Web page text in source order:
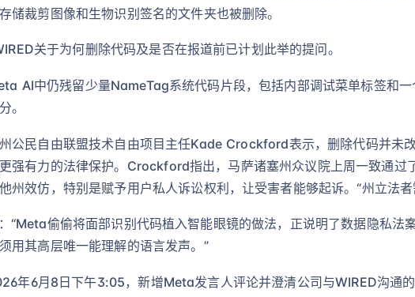
储裁剪图像和生物识别签名的文件夹也被删除。
关于为何删除代码及是否在报道前已计划此举的提问。
AI中仍残留少量NameTag系统代码片段，包括内部调试菜单标签和
。
公民自由联盟技术自由项目主任Kade Crockford表示，删除代码并未
强有力的法律保护。Crockford指出，马萨诸塞州众议院上周一致通过
州效仿，特别是赋予用户私人诉讼权利，让受害者能够起诉。“州立法
“Meta偷偷将面部识别代码植入智能眼镜的做法，正说明了数据隐私法
用其高层唯一能理解的语言发声。”
年6月8日下午3:05，新增Meta发言人评论并澄清公司与WIRED沟通的